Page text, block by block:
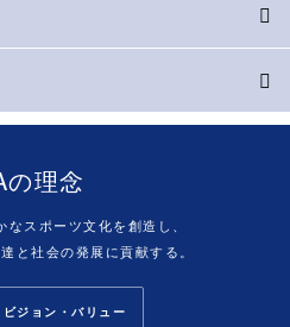
の理念
スポーツ文化を創造し、
と社会の発展に貢献する。
ジョン・バリュー